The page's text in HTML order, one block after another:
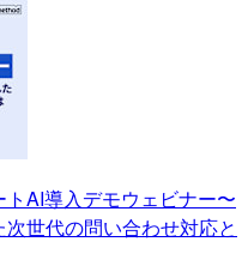
トAI導入デモウェビナー〜
世代の問い合わせ対応と